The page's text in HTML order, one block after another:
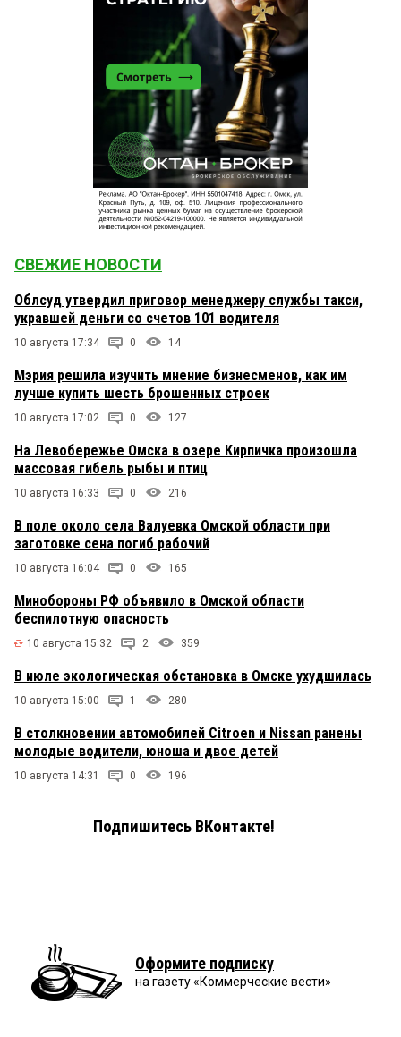
СВЕЖИЕ НОВОСТИ
Облсуд утвердил приговор менеджеру службы такси,
укравшей деньги со счетов 101 водителя
10 августа 17:34 0 14
Мэрия решила изучить мнение бизнесменов, как им
лучше купить шесть брошенных строек
10 августа 17:02 0 127
На Левобережье Омска в озере Кирпичка произошла
массовая гибель рыбы и птиц
10 августа 16:33 0 216
В поле около села Валуевка Омской области при
заготовке сена погиб рабочий
10 августа 16:04 0 165
Минобороны РФ объявило в Омской области
беспилотную опасность
10 августа 15:32 2 359
В июле экологическая обстановка в Омске ухудшилась
10 августа 15:00 1 280
В столкновении автомобилей Citroen и Nissan ранены
молодые водители, юноша и двое детей
10 августа 14:31 0 196
Подпишитесь ВКонтакте!
Оформите подписку
на газету «Коммерческие вести»